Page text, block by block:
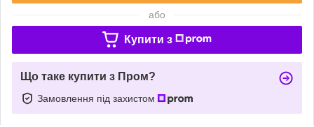
або
Купити з
Що таке купити з Пром?
Замовлення під захистом